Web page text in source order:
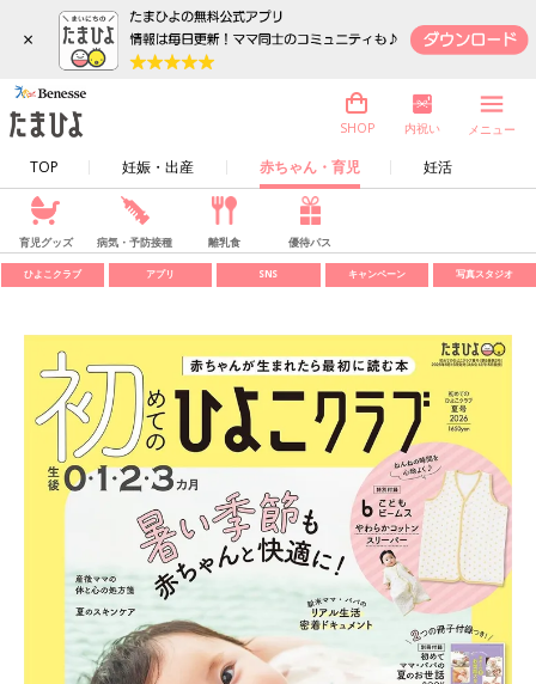
×
TOP 妊娠・出産 赤ちゃん・育児 妊活
SHOP 内祝い メニュー
育児グッズ 病気・予防接種 離乳食 優待パス
ひよこクラブ アプリ SNS キャンペーン 写真スタジオ